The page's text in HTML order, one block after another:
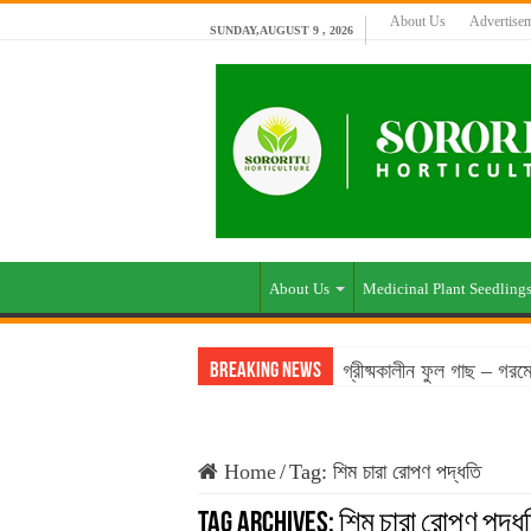
SUNDAY,AUGUST 9 , 2026
About Us
About Us Medicinal Plant Seedlings
Breaking News গ্রীষ্মকালীন ফুল গাছ –
Home/Tag: শিম চারা রোপণ পদ্ধতি
Tag Archives:শিম চারা রোপণ